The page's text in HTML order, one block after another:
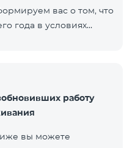
вас о том, что
года в условиях
— 15 дней
вновь на 16-ый день
порядке и на
работу
вы можете